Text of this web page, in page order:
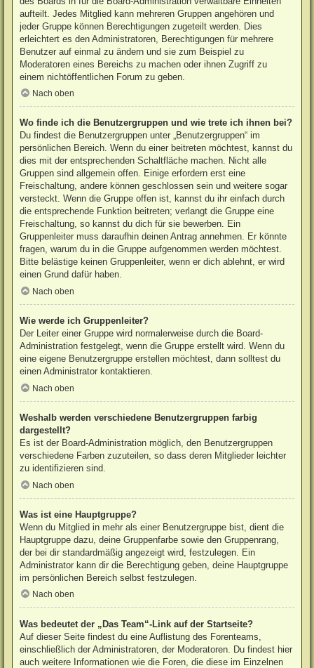
aufteilt. Jedes Mitglied kann mehreren Gruppen angehören und
jeder Gruppe können Berechtigungen zugeteilt werden. Dies
erleichtert es den Administratoren, Berechtigungen für mehrere
Benutzer auf einmal zu ändern und sie zum Beispiel zu
Moderatoren eines Bereichs zu machen oder ihnen Zugriff zu
einem nichtöffentlichen Forum zu geben.
Nach oben
Wo finde ich die Benutzergruppen und wie trete ich ihnen bei?
Du findest die Benutzergruppen unter „Benutzergruppen“ im
persönlichen Bereich. Wenn du einer beitreten möchtest, kannst du
dies mit der entsprechenden Schaltfläche machen. Nicht alle
Gruppen sind allgemein offen. Einige erfordern erst eine
Freischaltung, andere können geschlossen sein und weitere sogar
versteckt. Wenn die Gruppe offen ist, kannst du ihr einfach durch
die entsprechende Funktion beitreten; verlangt die Gruppe eine
Freischaltung, so kannst du dich für sie bewerben. Ein
Gruppenleiter muss daraufhin deinen Antrag annehmen. Er könnte
fragen, warum du in die Gruppe aufgenommen werden möchtest.
Bitte belästige keinen Gruppenleiter, wenn er dich ablehnt, er wird
einen Grund dafür haben.
Nach oben
Wie werde ich Gruppenleiter?
Der Leiter einer Gruppe wird normalerweise durch die Board-
Administration festgelegt, wenn die Gruppe erstellt wird. Wenn du
eine eigene Benutzergruppe erstellen möchtest, dann solltest du
einen Administrator kontaktieren.
Nach oben
Weshalb werden verschiedene Benutzergruppen farbig
dargestellt?
Es ist der Board-Administration möglich, den Benutzergruppen
verschiedene Farben zuzuteilen, so dass deren Mitglieder leichter
zu identifizieren sind.
Nach oben
Was ist eine Hauptgruppe?
Wenn du Mitglied in mehr als einer Benutzergruppe bist, dient die
Hauptgruppe dazu, deine Gruppenfarbe sowie den Gruppenrang,
der bei dir standardmäßig angezeigt wird, festzulegen. Ein
Administrator kann dir die Berechtigung geben, deine Hauptgruppe
im persönlichen Bereich selbst festzulegen.
Nach oben
Was bedeutet der „Das Team“-Link auf der Startseite?
Auf dieser Seite findest du eine Auflistung des Forenteams,
einschließlich der Administratoren, der Moderatoren. Du findest hier
auch weitere Informationen wie die Foren, die diese im Einzelnen